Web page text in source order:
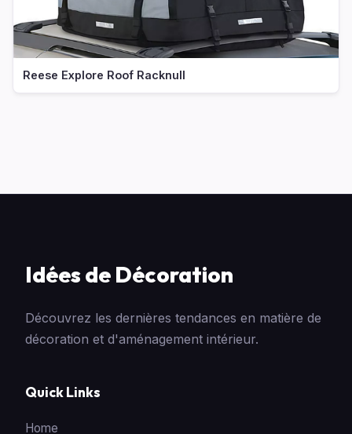
Reese Explore Roof Racknull
Idées de Décoration
Découvrez les dernières tendances en matière de
décoration et d'aménagement intérieur.
Quick Links
Home